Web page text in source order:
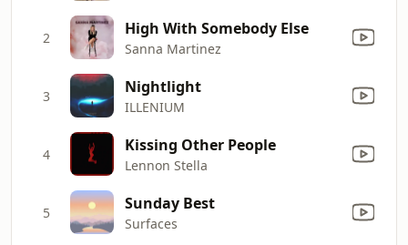
2 High With Somebody Else
Sanna Martinez
3 Nightlight
ILLENIUM
4 Kissing Other People
Lennon Stella
5 Sunday Best
Surfaces